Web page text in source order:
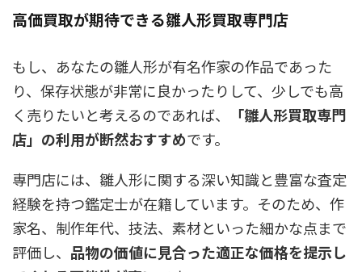
高価買取が期待できる雛人形買取専門店
もし、あなたの雛人形が有名作家の作品であった
り、保存状態が非常に良かったりして、少しでも高
く売りたいと考えるのであれば、
「雛人形買取専門
店」の利用が断然おすすめです。
専門店には、雛人形に関する深い知識と豊富な査定
経験を持つ鑑定士が在籍しています。そのため、作
家名、制作年代、技法、素材といった細かな点まで
評価し、 品物の価値に見合った適正な価格を提示し